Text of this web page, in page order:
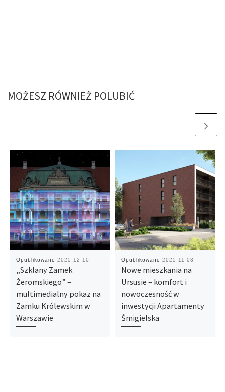
MOŻESZ RÓWNIEŻ POLUBIĆ
Opublikowano 2025-12-10
„Szklany Zamek
Żeromskiego” –
multimedialny pokaz na
Zamku Królewskim w
Warszawie
Opublikowano 2025-11-03
Nowe mieszkania na
Ursusie – komfort i
nowoczesność w
inwestycji Apartamenty
Śmigielska